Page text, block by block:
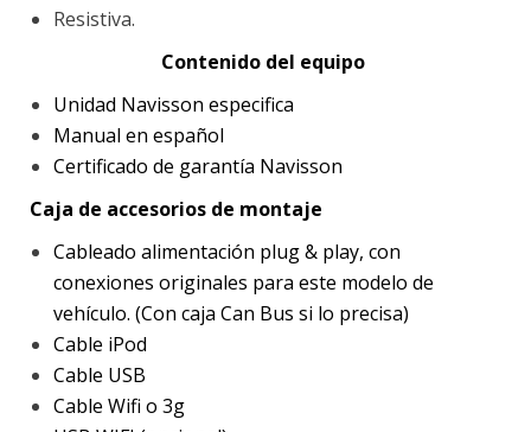
Resistiva.
Contenido del equipo
Unidad Navisson especifica
Manual en español
Certificado de garantía Navisson
Caja de accesorios de montaje
Cableado alimentación plug & play, con
conexiones originales para este modelo de
vehículo. (Con caja Can Bus si lo precisa)
Cable iPod
Cable USB
Cable Wifi o 3g